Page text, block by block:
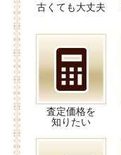
古くても大丈夫
査定価格を
知りたい